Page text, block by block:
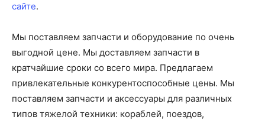
сайте.
Мы поставляем запчасти и оборудование по очень
выгодной цене. Мы доставляем запчасти в
кратчайшие сроки со всего мира. Предлагаем
привлекательные конкурентоспособные цены. Мы
поставляем запчасти и аксессуары для различных
типов тяжелой техники: кораблей, поездов,